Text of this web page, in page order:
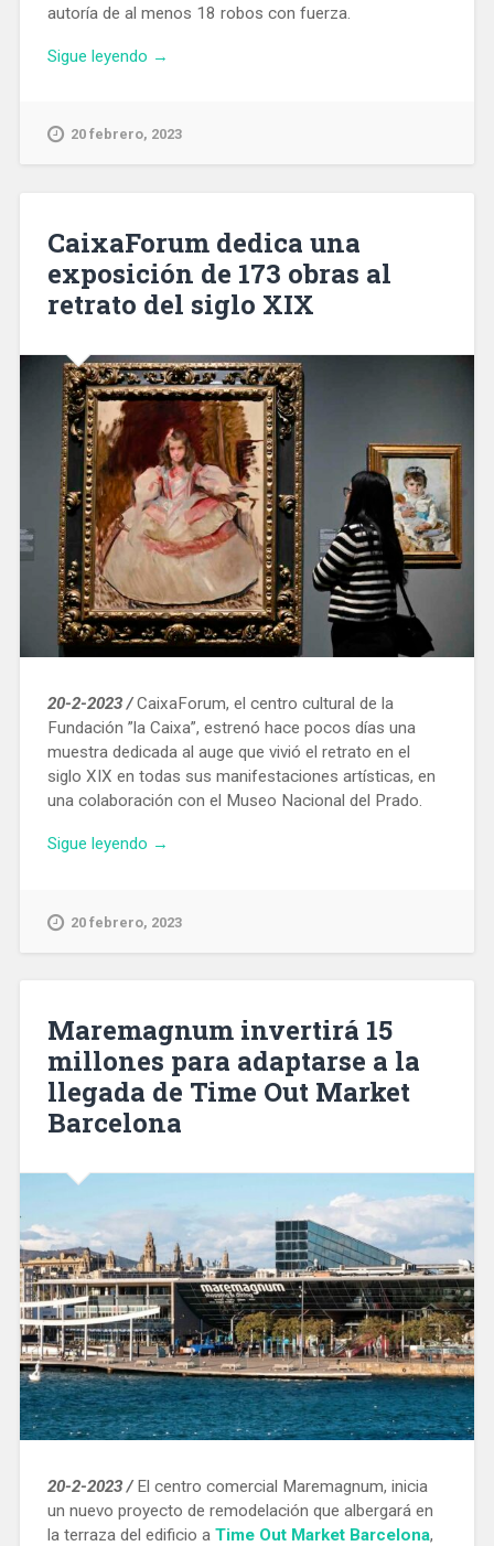
autoría de al menos 18 robos con fuerza.
Sigue leyendo «Desarticulan
criminal
desguazar
motor
en
de
Barcelona»
→
20 febrero, 2023
CaixaForum dedica una
exposición de 173 obras al
retrato del siglo XIX
20-2-2023 /CaixaForum, el centro cultural de la
Fundación ”la Caixa”, estrenó hace pocos días una
muestra dedicada al auge que vivió el retrato en el
siglo XIX en todas sus manifestaciones artísticas, en
una colaboración con el Museo Nacional del Prado.
Sigue leyendo «CaixaForum
exposición
retrato
del
siglo
→
20 febrero, 2023
Maremagnum invertirá 15
millones para adaptarse a la
llegada de Time Out Market
Barcelona
20-2-2023 /El centro comercial Maremagnum, inicia
un nuevo proyecto de remodelación que albergará en
la terraza del edificio a Time Out Market Barcelona,